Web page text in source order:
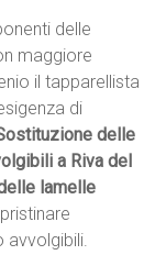
delle
maggiore
il tapparellista
di
delle
a Riva del
lamelle
avvolgibili.